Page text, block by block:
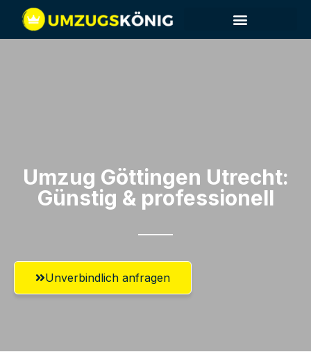
Umzug Göttingen​ Utrecht:
Günstig & professionell​
Unverbindlich anfragen